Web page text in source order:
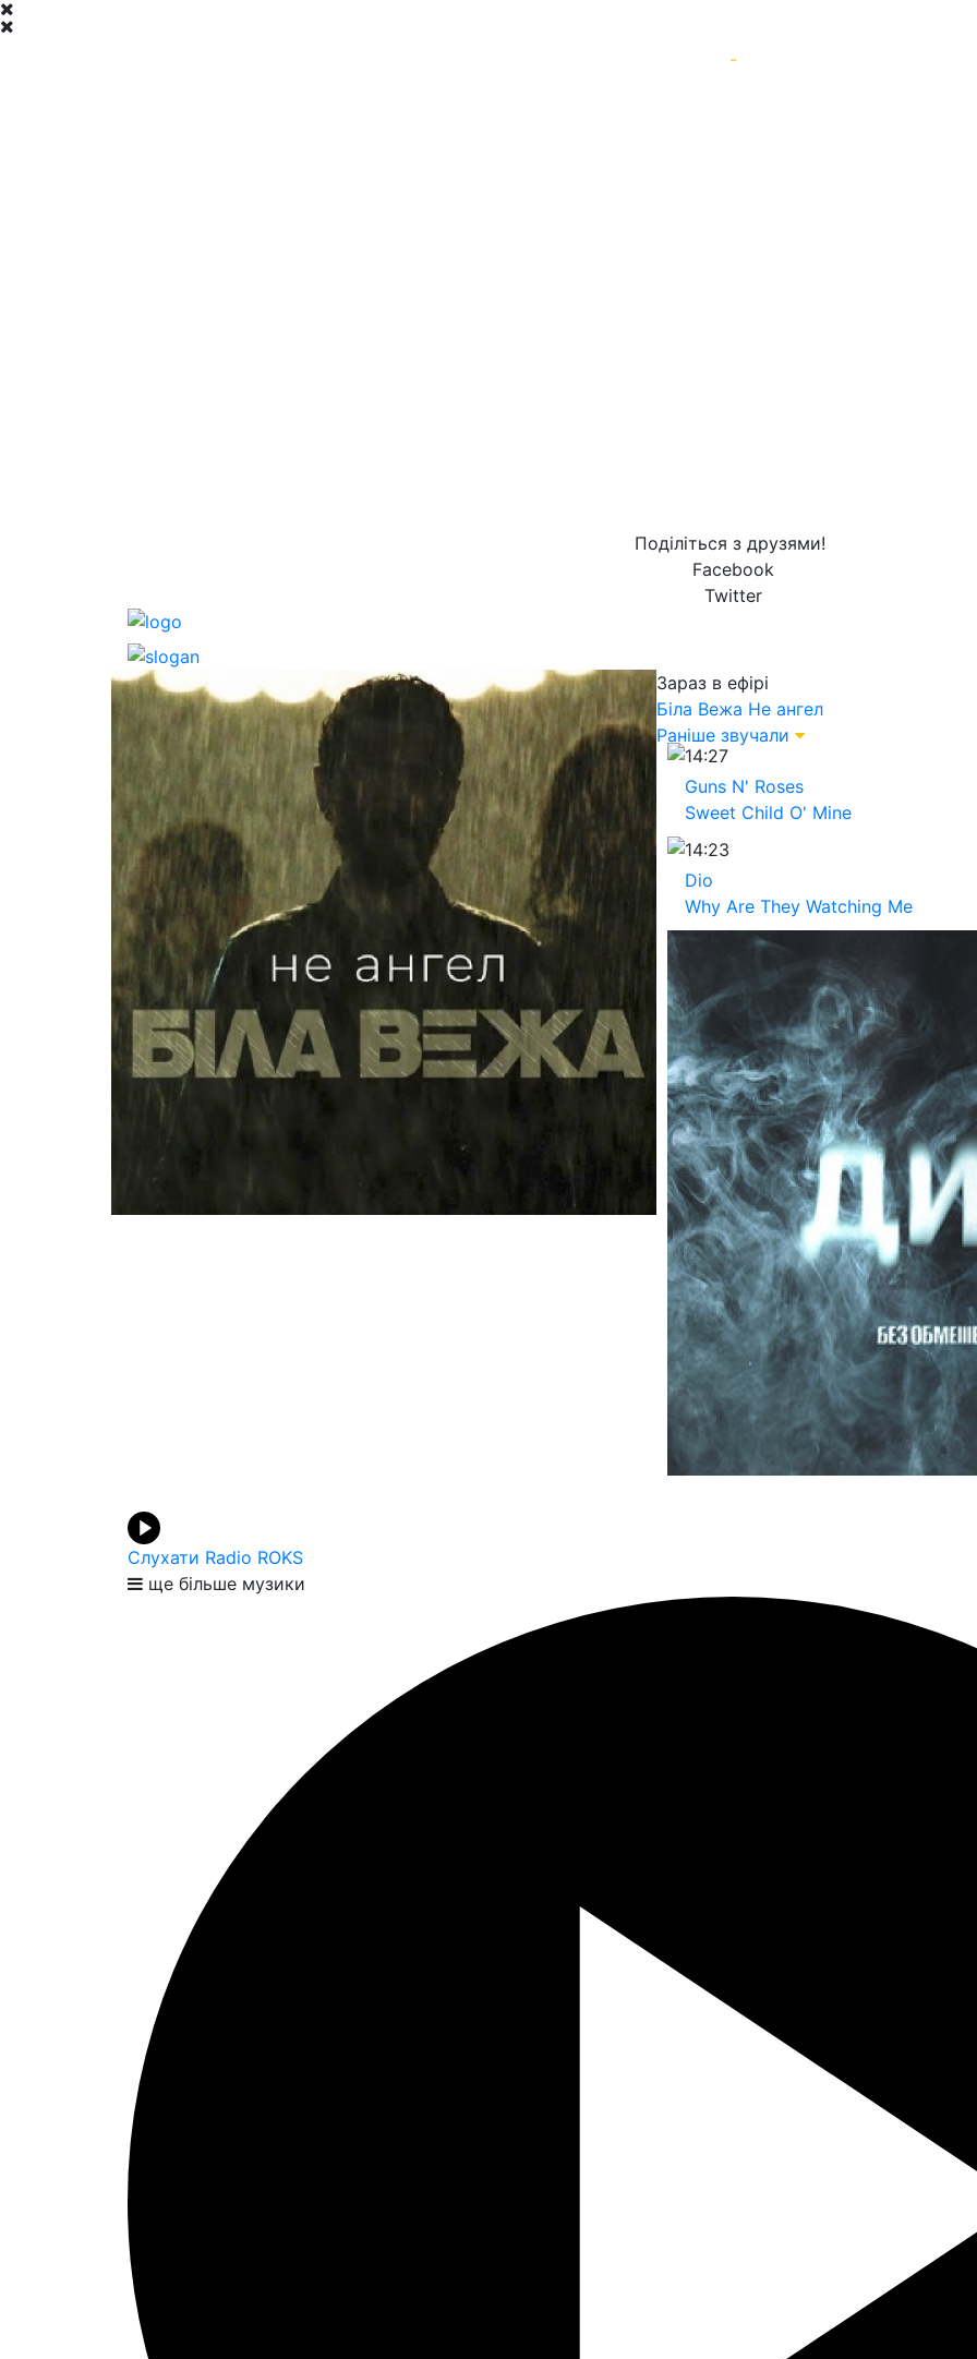
-
Поділіться з друзями!
Facebook
Twitter
Зараз в ефірі
Біла Вежа Не ангел
Раніше звучали
14:27
Guns N' Roses
Sweet Child O' Mine
14:23
Dio
Why Are They Watching Me
Слухати Radio ROKS
ще більше музики